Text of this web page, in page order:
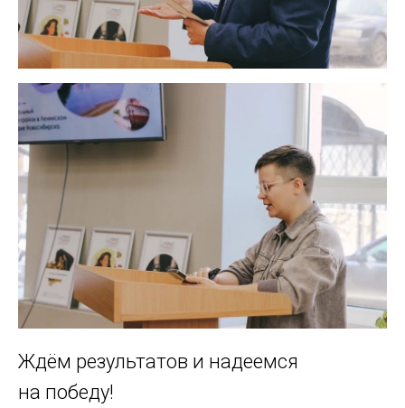
Ждём результатов и надеемся
на победу!